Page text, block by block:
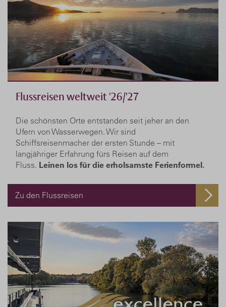
Flussreisen weltweit '26/'27
Die schönsten Orte entstanden seit jeher an den
Ufern von Wasserwegen. Wir sind
Schiffsreisenmacher der ersten Stunde – mit
langjähriger Erfahrung fürs Reisen auf dem
Fluss. Leinen los für die erholsamste Ferienformel.
Zu den Flussreisen